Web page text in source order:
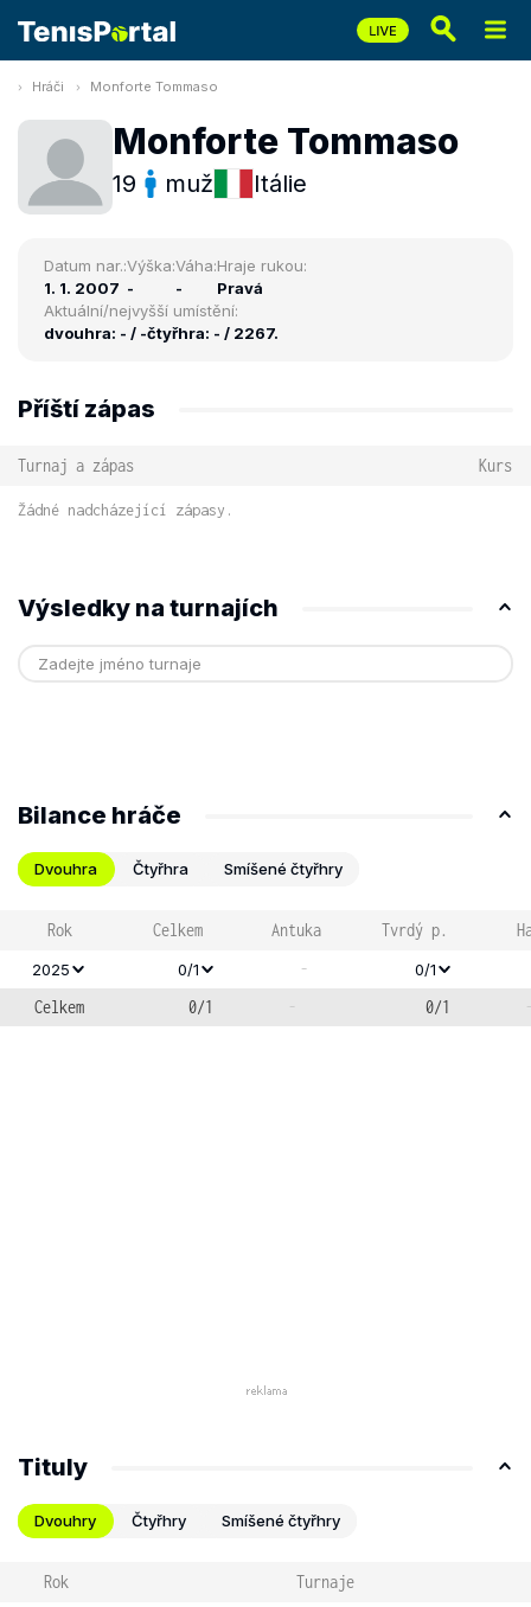
Hráči Monforte Tommaso
Monforte Tommaso
19 muž Itálie
Datum nar.:
1. 1. 2007
Výška:
-
Váha:
-
Hraje rukou:
Pravá
Aktuální/nejvyšší umístění:
dvouhra: - / -čtyřhra: - / 2267.
Příští zápas
Turnaj a zápas Kurs
Žádné nadcházející zápasy.
Výsledky na turnajích
Bilance hráče
Dvouhra Čtyřhra Smíšené čtyřhry
Rok Celkem Antuka Tvrdý p.
2025 0/1 - 0/1
Celkem 0/1 - 0/1
Tituly
Dvouhry Čtyřhry Smíšené čtyřhry
Rok Turnaje